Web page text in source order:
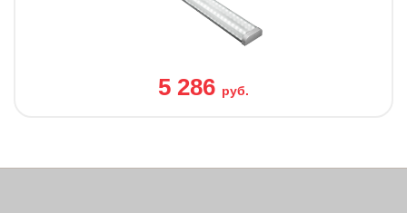
5 286 руб.